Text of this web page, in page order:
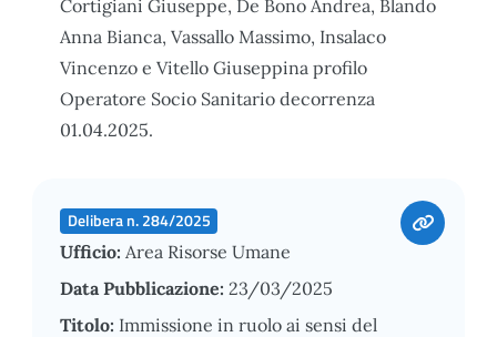
Cortigiani Giuseppe, De Bono Andrea, Blando
Anna Bianca, Vassallo Massimo, Insalaco
Vincenzo e Vitello Giuseppina profilo
Operatore Socio Sanitario decorrenza
01.04.2025.
Delibera n. 284/2025
Ufficio: Area Risorse Umane
Data Pubblicazione: 23/03/2025
Titolo: Immissione in ruolo ai sensi del